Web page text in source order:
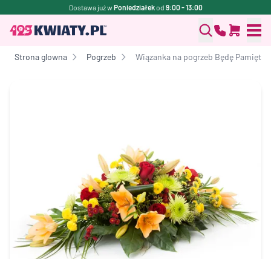
Dostawa już wPoniedziałekod 9:00 - 13:00
Strona glowna Pogrzeb Wiązanka na pogrzeb Będę Pamiętać